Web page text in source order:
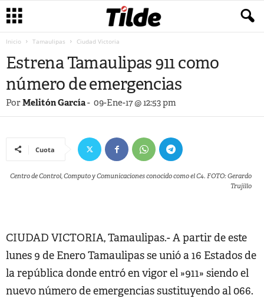
Inicio Tamaulipas Ciudad Victoria
Estrena Tamaulipas 911 como
número de emergencias
PorMelitón García- 09-Ene-17 @ 12:53 pm
Cuota
Centro de Control, Computo y Comunicaciones conocido como el C4. FOTO: Gerardo
Trujillo
CIUDAD VICTORIA, Tamaulipas.- A partir de este
lunes 9 de Enero Tamaulipas se unió a 16 Estados de
la república donde entró en vigor el »911» siendo el
nuevo número de emergencias sustituyendo al 066.